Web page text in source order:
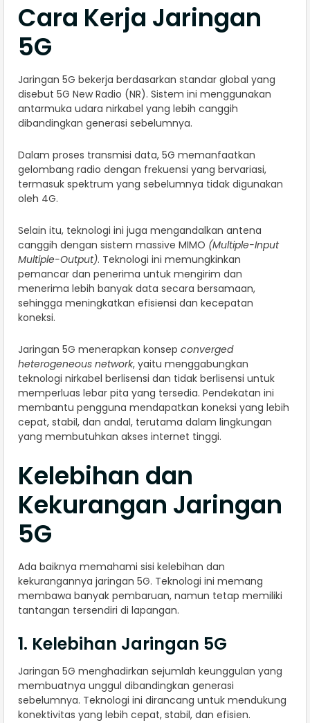
Cara Kerja Jaringan
5G
Jaringan 5G bekerja berdasarkan standar global yang
disebut 5G New Radio (NR). Sistem ini menggunakan
antarmuka udara nirkabel yang lebih canggih
dibandingkan generasi sebelumnya.
Dalam proses transmisi data, 5G memanfaatkan
gelombang radio dengan frekuensi yang bervariasi,
termasuk spektrum yang sebelumnya tidak digunakan
oleh 4G.
Selain itu, teknologi ini juga mengandalkan antena
canggih dengan sistem massive MIMO (Multiple-Input
Multiple-Output). Teknologi ini memungkinkan
pemancar dan penerima untuk mengirim dan
menerima lebih banyak data secara bersamaan,
sehingga meningkatkan efisiensi dan kecepatan
koneksi.
Jaringan 5G menerapkan konsep converged
heterogeneous network, yaitu menggabungkan
teknologi nirkabel berlisensi dan tidak berlisensi untuk
memperluas lebar pita yang tersedia. Pendekatan ini
membantu pengguna mendapatkan koneksi yang lebih
cepat, stabil, dan andal, terutama dalam lingkungan
yang membutuhkan akses internet tinggi.
Kelebihan dan
Kekurangan Jaringan
5G
Ada baiknya memahami sisi kelebihan dan
kekurangannya jaringan 5G. Teknologi ini memang
membawa banyak pembaruan, namun tetap memiliki
tantangan tersendiri di lapangan.
1. Kelebihan Jaringan 5G
Jaringan 5G menghadirkan sejumlah keunggulan yang
membuatnya unggul dibandingkan generasi
sebelumnya. Teknologi ini dirancang untuk mendukung
konektivitas yang lebih cepat, stabil, dan efisien.